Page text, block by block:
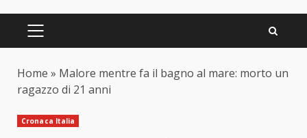
PRIMARY
Home » Malore mentre fa il bagno al mare: morto un
ragazzo di 21 anni
Cronaca Italia